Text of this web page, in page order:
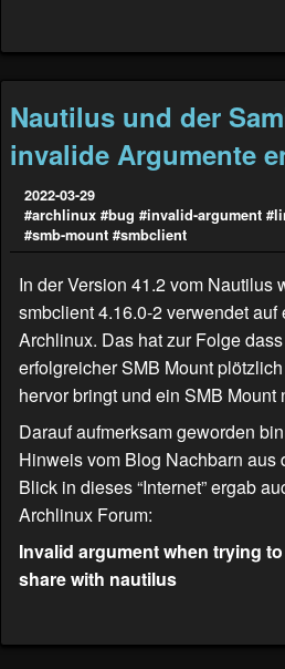
Nautilus und der
invalide Argumente
2022-03-29
#archlinux #bug #invalid-argument
#smb-mount #smbclient
In der Version 41.2 vom Nautilus
smbclient 4.16.0-2 verwendet auf
Archlinux. Das hat zur Folge
erfolgreicher SMB Mount
hervor bringt und ein SMB Mount
Darauf aufmerksam geworden
Hinweis vom Blog Nachbarn aus
Blick in dieses “Internet” ergab
Archlinux Forum:
Invalid argument when trying
share with nautilus